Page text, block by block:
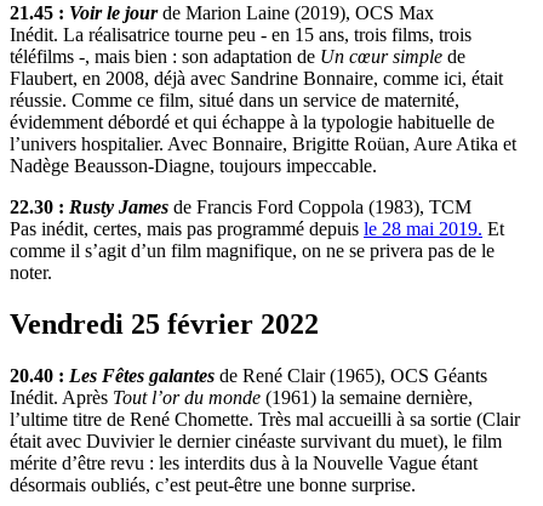
21.45 : Voir le jour de Marion Laine (2019), OCS Max
Inédit. La réalisatrice tourne peu - en 15 ans, trois films, trois
téléfilms -, mais bien : son adaptation de Un cœur simple de
Flaubert, en 2008, déjà avec Sandrine Bonnaire, comme ici, était
réussie. Comme ce film, situé dans un service de maternité,
évidemment débordé et qui échappe à la typologie habituelle de
l’univers hospitalier. Avec Bonnaire, Brigitte Roüan, Aure Atika et
Nadège Beausson-Diagne, toujours impeccable.
22.30 : Rusty James de Francis Ford Coppola (1983), TCM
Pas inédit, certes, mais pas programmé depuis le 28 mai 2019. Et
comme il s’agit d’un film magnifique, on ne se privera pas de le
noter.
Vendredi 25 février 2022
20.40 : Les Fêtes galantes de René Clair (1965), OCS Géants
Inédit. Après Tout l’or du monde (1961) la semaine dernière,
l’ultime titre de René Chomette. Très mal accueilli à sa sortie (Clair
était avec Duvivier le dernier cinéaste survivant du muet), le film
mérite d’être revu : les interdits dus à la Nouvelle Vague étant
désormais oubliés, c’est peut-être une bonne surprise.